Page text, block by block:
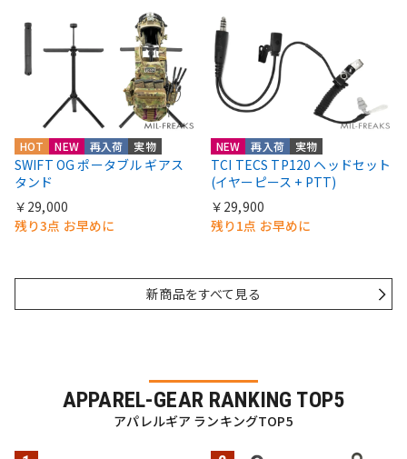
HOT NEW 再入荷 実物
SWIFT OG ポータブル ギアス
タンド
￥29,000
残り3点 お早めに
NEW 再入荷 実物
TCI TECS TP120 ヘッドセット
(イヤーピース + PTT)
￥29,900
残り1点 お早めに
新商品をすべて見る
APPAREL-GEAR RANKING TOP5
アパレルギア ランキングTOP5